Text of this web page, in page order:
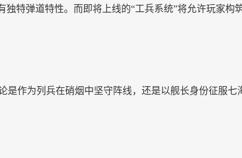
独特弹道特性。而即将上线的“工兵系统”将允许玩家构
作为列兵在硝烟中坚守阵线，还是以舰长身份征服七